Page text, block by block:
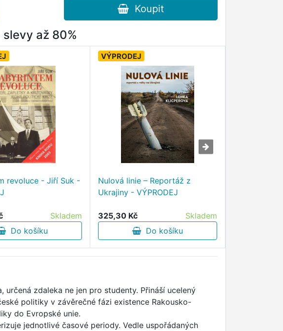
Koupit
až 80%
revoluce - Jiří Suk -
Skladem
Do košíku
VÝPRODEJ
Nulová linie – Reportáž z
Ukrajiny - VÝPRODEJ
325,30 Kč
Skladem
Do košíku
určená zdaleka ne jen pro studenty. Přináší ucelený
politiky v závěrečné fázi existence Rakousko-
do Evropské unie.
jednotlivé časové periody. Vedle uspořádaných